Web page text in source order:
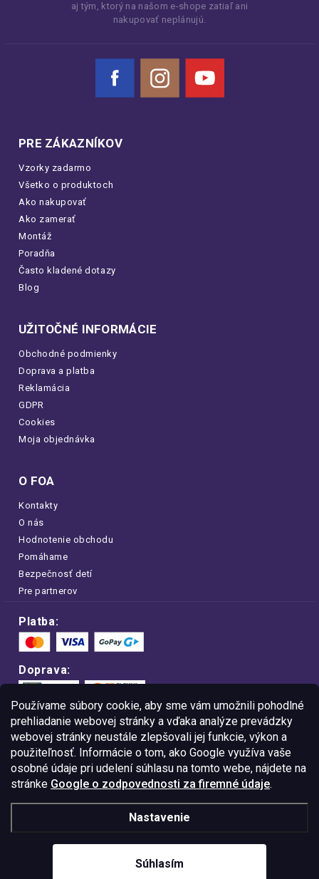
Používame súbory cookie, aby sme vám umožnili pohodlné
prehliadanie webovej stránky a vďaka analýze prevádzky
webovej stránky neustále zlepšovali jej funkcie, výkon a
použiteľnosť. Informácie o tom, ako Google využíva vaše
osobné údaje pri udelení súhlasu na tomto webe, nájdete na
stránke Google o zodpovednosti za firemné údaje.
Nastavenie
Súhlasím
aj tým, ktorý na našom e-shope zatiaľ ani
nakupovať neplánujú.
Facebook Instagram YouTube
PRE ZÁKAZNÍKOV
Vzorky zadarmo
Všetko o produktoch
Ako nakupovať
Ako zamerať
Montáž
Poradňa
Často kladené dotazy
Blog
UŽITOČNÉ INFORMÁCIE
Obchodné podmienky
Doprava a platba
Reklamácia
GDPR
Cookies
Moja objednávka
O FOA
Kontakty
O nás
Hodnotenie obchodu
Pomáhame
Bezpečnosť detí
Pre partnerov
Platba:
Doprava:
Nakupujte na FOA bezpečne a bez obáv.
Vďaka protokolu HTTPS sú vaše citlivé
dáta v úplnom bezpečí.
© Copyright2026Westlogic Slovakia s.r.o.,
Gajova 4, Bratislava, 811 09